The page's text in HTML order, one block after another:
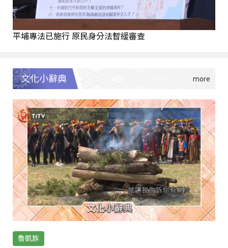
平埔專法已施行 原民身分法暫緩審查
文化小辭典
魯凱族